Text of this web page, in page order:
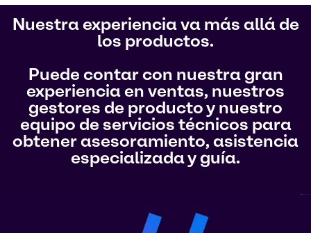
Nuestra experiencia va más allá de
los productos.
Puede contar con nuestra gran
experiencia en ventas, nuestros
gestores de producto y nuestro
equipo de servicios técnicos para
obtener asesoramiento, asistencia
especializada y guía.